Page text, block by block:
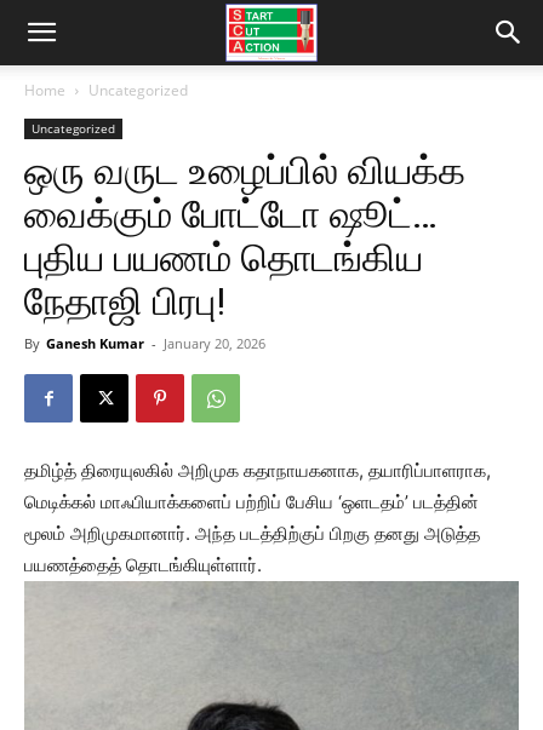
Home Uncategorized
Uncategorized
ஒரு வருட உழைப்பில் வியக்க
வைக்கும் போட்டோ ஷூட்…
புதிய பயணம் தொடங்கிய
நேதாஜி பிரபு!
By Ganesh Kumar - January 20, 2026
தமிழ்த் திரையுலகில் அறிமுக கதாநாயகனாக, தயாரிப்பாளராக,
மெடிக்கல் மாஃபியாக்களைப் பற்றிப் பேசிய ‘ஒளடதம்’ படத்தின்
மூலம் அறிமுகமானார். அந்த படத்திற்குப் பிறகு தனது அடுத்த
பயணத்தைத் தொடங்கியுள்ளார்.